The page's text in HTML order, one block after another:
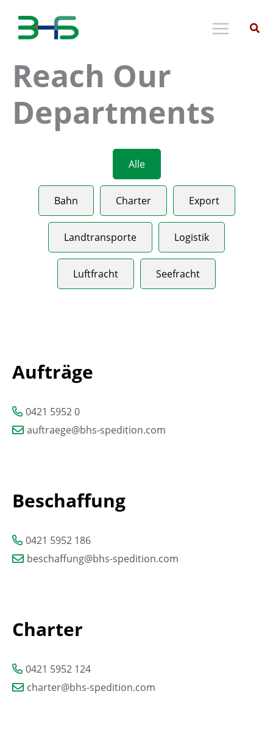
Reach Our
Departments
Alle
Bahn Charter Export
Landtransporte Logistik
Luftfracht Seefracht
Aufträge
0421 5952 0
auftraege@bhs-spedition.com
Beschaffung
0421 5952 186
beschaffung@bhs-spedition.com
Charter
0421 5952 124
charter@bhs-spedition.com